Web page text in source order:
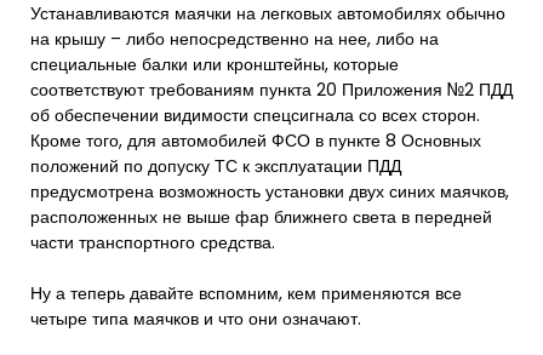
Устанавливаются маячки на легковых автомобилях обычно
на крышу – либо непосредственно на нее, либо на
специальные балки или кронштейны, которые
соответствуют требованиям пункта 20 Приложения №2 ПДД
об обеспечении видимости спецсигнала со всех сторон.
Кроме того, для автомобилей ФСО в пункте 8 Основных
положений по допуску ТС к эксплуатации ПДД
предусмотрена возможность установки двух синих маячков,
расположенных не выше фар ближнего света в передней
части транспортного средства.
Ну а теперь давайте вспомним, кем применяются все
четыре типа маячков и что они означают.